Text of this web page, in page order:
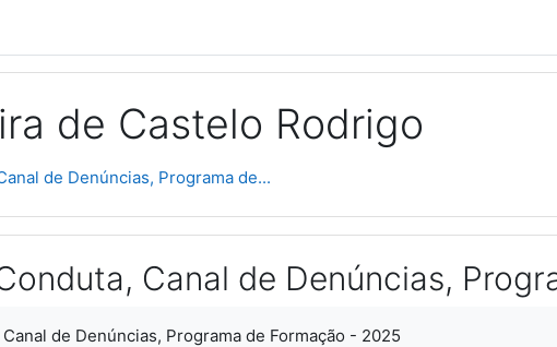
de Castelo Rodrigo
de Denúncias, Programa de...
Canal de Denúncias,
de Denúncias, Programa de Formação - 2025